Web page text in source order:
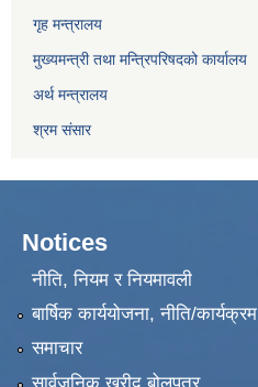
गृह मन्त्रालय
मुख्यमन्त्री तथा मन्त्रिपरिषदको कार्यालय
अर्थ मन्त्रालय
श्रम संसार
Notices
नीति, नियम र नियमावली
बार्षिक कार्ययोजना, नीति/कार्यक्रम
समाचार